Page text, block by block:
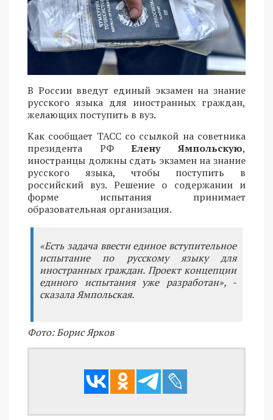
В России введут единый экзамен на знание
русского языка для иностранных граждан,
желающих поступить в вуз.
Как сообщает ТАСС со ссылкой на советника
президента РФЕлену Ямпольскую,
иностранцы должны сдать экзамен на знание
русского языка, чтобы поступить в
российский вуз. Решение о содержании и
форме испытания принимает
образовательная организация.
«Есть задача ввести единое вступительное
испытание по русскому языку для
иностранных граждан. Проект концепции
единого испытания уже разработан», -
сказала Ямпольская.
Фото: Борис Ярков